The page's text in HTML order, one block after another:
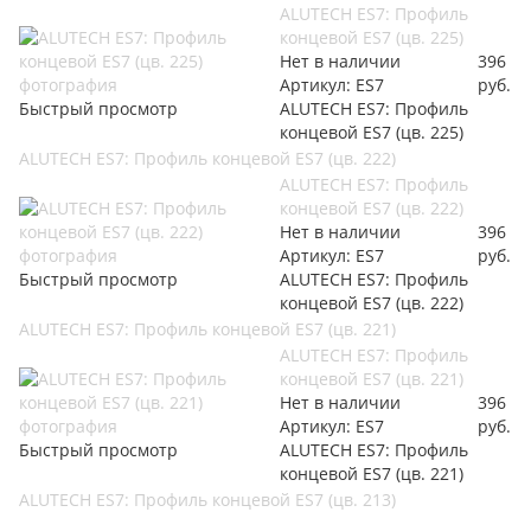
Быстрый просмотр
ALUTECH ES7: Профиль
концевой ES7 (цв. 225)
Нет в наличии
Артикул: ES7
ALUTECH ES7: Профиль
концевой ES7 (цв. 225)
396
руб.
ALUTECH ES7: Профиль концевой ES7 (цв. 222)
Быстрый просмотр
ALUTECH ES7: Профиль
концевой ES7 (цв. 222)
Нет в наличии
Артикул: ES7
ALUTECH ES7: Профиль
концевой ES7 (цв. 222)
396
руб.
ALUTECH ES7: Профиль концевой ES7 (цв. 221)
Быстрый просмотр
ALUTECH ES7: Профиль
концевой ES7 (цв. 221)
Нет в наличии
Артикул: ES7
ALUTECH ES7: Профиль
концевой ES7 (цв. 221)
396
руб.
ALUTECH ES7: Профиль концевой ES7 (цв. 213)